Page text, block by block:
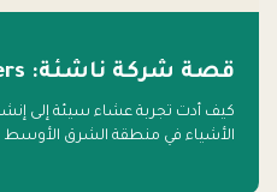
قصة شركة ناشئة: Linkers
كيف أدت تجربة عشاء سيئة إلى
الأشياء في منطقة الشرق الأوسط